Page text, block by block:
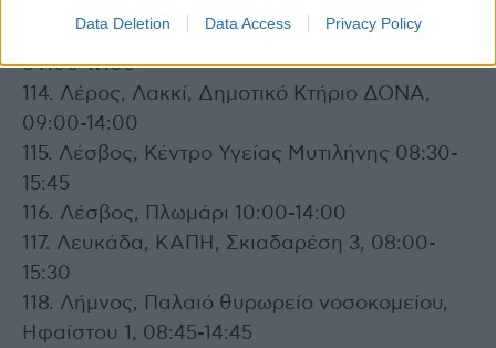
Data Deletion Data Access Privacy Policy
113. Λασίθι, Παλαιό Δημαρχείο Αγ.Νικολάου,
09:00-17:00
114. Λέρος, Λακκί, Δημοτικό Κτήριο ΔΟΝΑ,
09:00-14:00
115. Λέσβος, Κέντρο Υγείας Μυτιλήνης 08:30-
15:45
116. Λέσβος, Πλωμάρι 10:00-14:00
117. Λευκάδα, ΚΑΠΗ, Σκιαδαρέση 3, 08:00-
15:30
118. Λήμνος, Παλαιό θυρωρείο νοσοκομείου,
Ηφαίστου 1, 08:45-14:45